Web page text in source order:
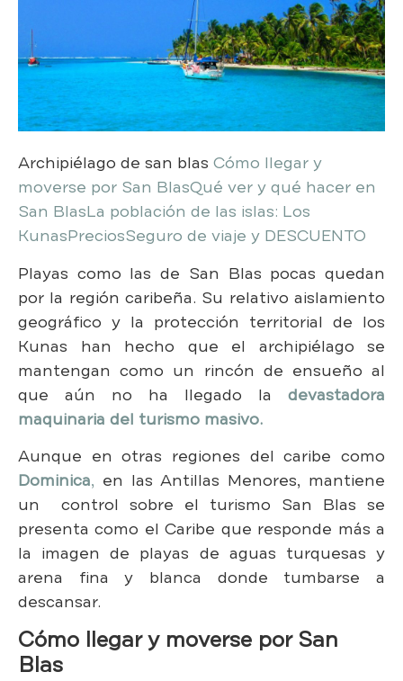
Archipiélago de san blas Cómo llegar y
moverse por San BlasQué ver y qué hacer en
San BlasLa población de las islas: Los
KunasPreciosSeguro de viaje y DESCUENTO
Playas como las de San Blas pocas quedan
por la región caribeña. Su relativo aislamiento
geográfico y la protección territorial de los
Kunas han hecho que el archipiélago se
mantengan como un rincón de ensueño al
que aún no ha llegado la devastadora
maquinaria del turismo masivo.
Aunque en otras regiones del caribe como
Dominica, en las Antillas Menores, mantiene
un control sobre el turismo San Blas se
presenta como el Caribe que responde más a
la imagen de playas de aguas turquesas y
arena fina y blanca donde tumbarse a
descansar.
Cómo llegar y moverse por San
Blas